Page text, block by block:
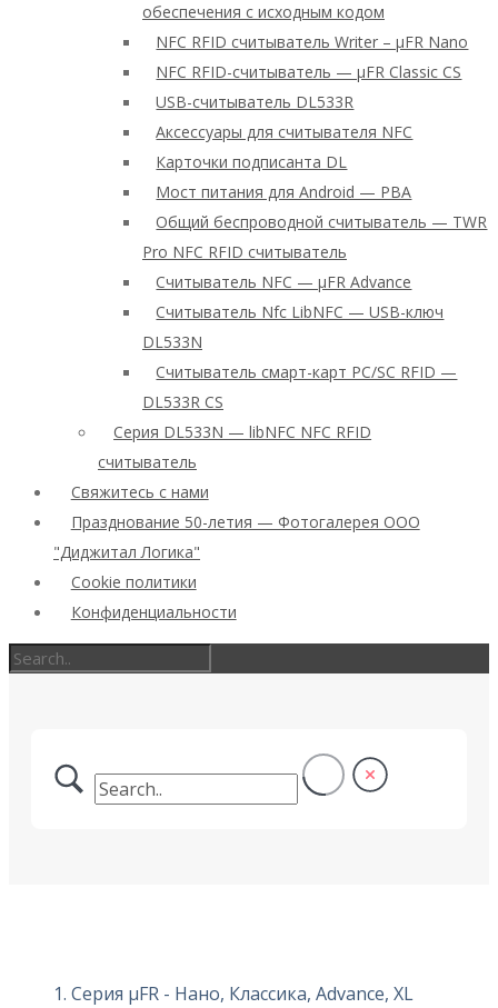
обеспечения с исходным кодом
NFC RFID считыватель Writer – μFR Nano
NFC RFID-считыватель — μFR Classic CS
USB-считыватель DL533R
Аксессуары для считывателя NFC
Карточки подписанта DL
Мост питания для Android — PBA
Общий беспроводной считыватель — TWR
Pro NFC RFID считыватель
Считыватель NFC — μFR Advance
Считыватель Nfc LibNFC — USB-ключ
DL533N
Считыватель смарт-карт PC/SC RFID —
DL533R CS
Серия DL533N — libNFC NFC RFID
считыватель
Свяжитесь с нами
Празднование 50-летия — Фотогалерея ООО
"Диджитал Логика"
Cookie политики
Конфиденциальности
1. Серия μFR - Нано, Классика, Advance, XL